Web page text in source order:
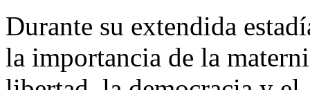
Durante su extendida
la importancia de la